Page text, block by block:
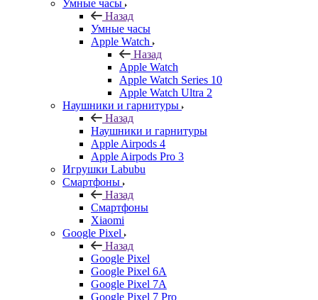
Умные часы
Назад
Умные часы
Apple Watch
Назад
Apple Watch
Apple Watch Series 10
Apple Watch Ultra 2
Наушники и гарнитуры
Назад
Наушники и гарнитуры
Apple Airpods 4
Apple Airpods Pro 3
Игрушки Labubu
Смартфоны
Назад
Смартфоны
Xiaomi
Google Pixel
Назад
Google Pixel
Google Pixel 6A
Google Pixel 7А
Google Pixel 7 Pro